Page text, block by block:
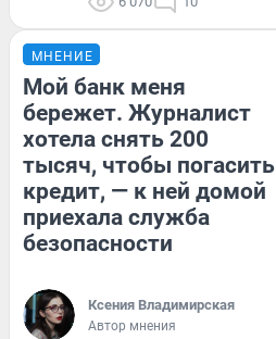
МНЕНИЕ
Мой банк меня
бережет. Журналист
хотела снять 200
тысяч, чтобы погасить
кредит, — к ней домой
приехала служба
безопасности
Ксения Владимирская
Автор мнения